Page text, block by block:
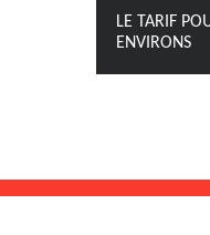
LE TARIF
ENVIRONS